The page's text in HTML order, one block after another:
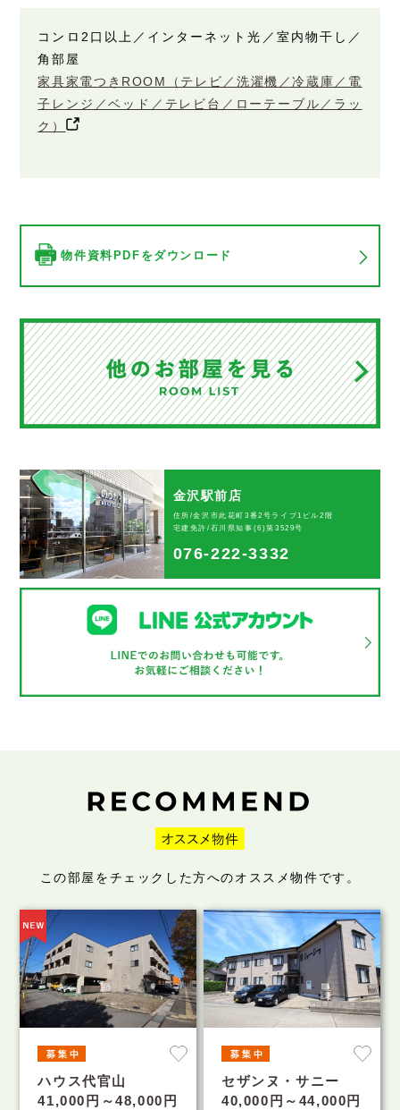
コンロ2口以上／インターネット光／室内物干し／
角部屋
家具家電つきROOM（テレビ／洗濯機／冷蔵庫／電
子レンジ／ベッド／テレビ台／ローテーブル／ラッ
ク）
物件資料PDFをダウンロード
金沢駅前店
住所/金沢市此花町3番2号ライブ1ビル2階
宅建免許/石川県知事(6)第3529号
076-222-3332
この部屋をチェックした方へのオススメ物件です。
ハウス代官山
41,000円～48,000円
セザンヌ・サニー
40,000円～44,000円